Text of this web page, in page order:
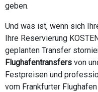
geben.
Und was ist, wenn sich
Ihre Reservierung
geplanten Transfer
Flughafentransfers von
Festpreisen und
vom Frankfurter